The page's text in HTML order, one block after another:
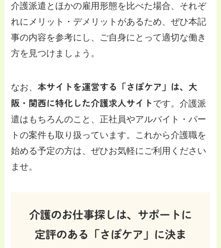
介護派遣とほかの雇用形態を比べた場合、それぞ
れにメリット・デメリットがあるため、ぜひ本記
事の内容を参考にし、ご自身にとって適切な働き
方を見つけましょう。
なお、本サイトを運営する「さぽケア」は、大
阪・関西に特化した介護求人サイト です。介護派
遣はもちろんのこと、正社員やアルバイト・パー
トの案件も取り扱っています。これから介護職を
始める予定の方は、ぜひお気軽にご利用ください
ませ。
介護のお仕事探しは、サポートに
定評のある「さぽケア」に決ま